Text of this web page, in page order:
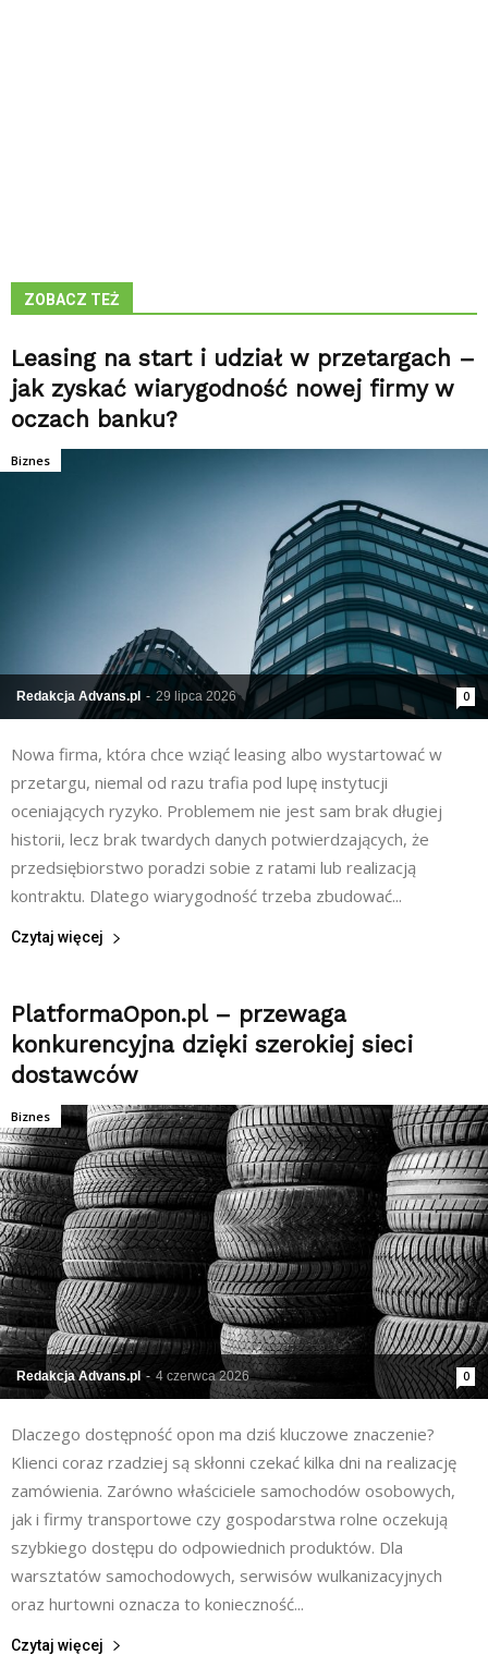
ZOBACZ TEŻ
Leasing na start i udział w przetargach –
jak zyskać wiarygodność nowej firmy w
oczach banku?
Redakcja Advans.pl - 29 lipca 2026 0
Biznes
Nowa firma, która chce wziąć leasing albo wystartować w
przetargu, niemal od razu trafia pod lupę instytucji
oceniających ryzyko. Problemem nie jest sam brak długiej
historii, lecz brak twardych danych potwierdzających, że
przedsiębiorstwo poradzi sobie z ratami lub realizacją
kontraktu. Dlatego wiarygodność trzeba zbudować...
Czytaj więcej
PlatformaOpon.pl – przewaga
konkurencyjna dzięki szerokiej sieci
dostawców
Redakcja Advans.pl - 4 czerwca 2026 0
Biznes
Dlaczego dostępność opon ma dziś kluczowe znaczenie?
Klienci coraz rzadziej są skłonni czekać kilka dni na realizację
zamówienia. Zarówno właściciele samochodów osobowych,
jak i firmy transportowe czy gospodarstwa rolne oczekują
szybkiego dostępu do odpowiednich produktów. Dla
warsztatów samochodowych, serwisów wulkanizacyjnych
oraz hurtowni oznacza to konieczność...
Czytaj więcej